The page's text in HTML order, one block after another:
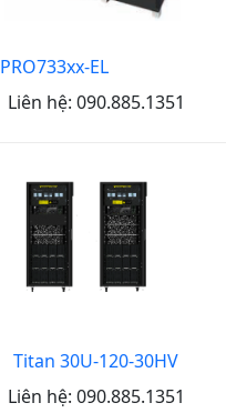
PRO733xx-EL
Liên hệ: 090.885.1351
Titan 30U-120-30HV
Liên hệ: 090.885.1351